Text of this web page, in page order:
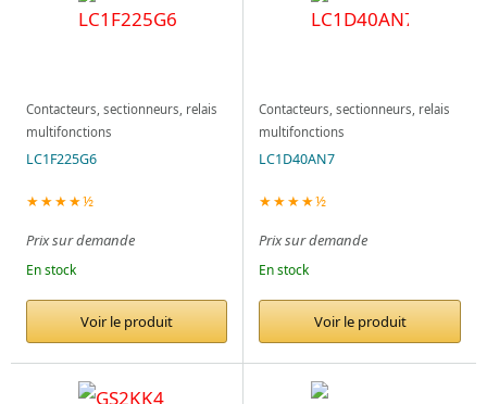
Contacteurs, sectionneurs, relais
multifonctions
LC1F225G6
★★★★½
Prix sur demande
En stock
Voir le produit
Contacteurs, sectionneurs, relais
multifonctions
LC1D40AN7
★★★★½
Prix sur demande
En stock
Voir le produit